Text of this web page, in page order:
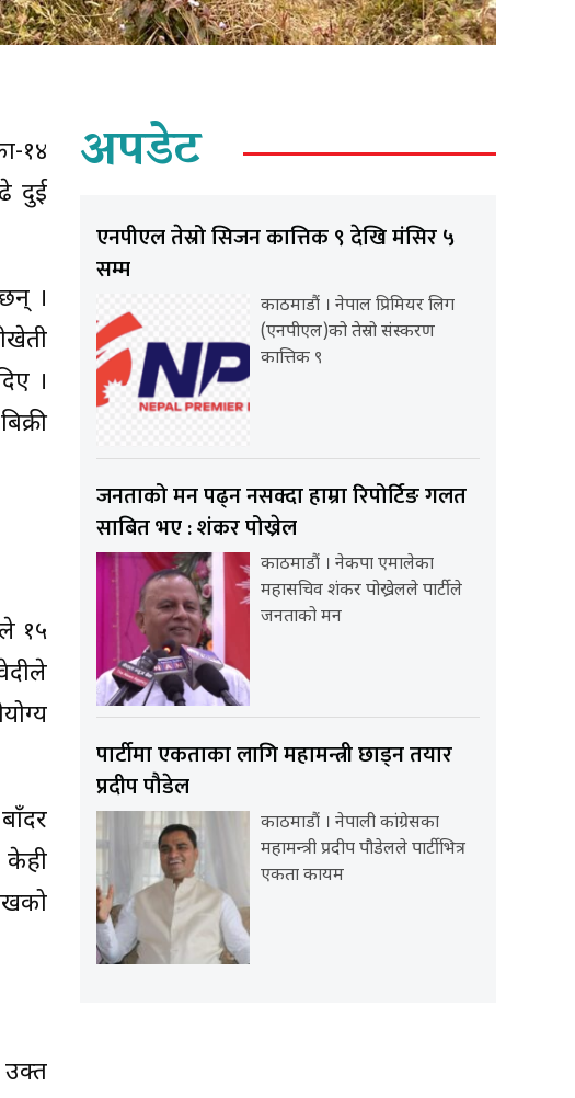
१४
दुई
।
।
१५
केही
उक्त
अपडेट
एनपीएल तेस्रो सिजन कात्तिक ९ देखि मंसिर ५
सम्म
काठमाडौं । नेपाल प्रिमियर लिग
(एनपीएल)को तेस्रो संस्करण
कात्तिक ९
जनताको मन पढ्न नसक्दा हाम्रा रिपोर्टिङ गलत
साबित भए : शंकर पोख्रेल
काठमाडौं । नेकपा एमालेका
महासचिव शंकर पोख्रेलले पार्टीले
जनताको मन
पार्टीमा एकताका लागि महामन्त्री छाड्न तयार
प्रदीप पौडेल
काठमाडौं । नेपाली कांग्रेसका
महामन्त्री प्रदीप पौडेलले पार्टीभित्र
एकता कायम